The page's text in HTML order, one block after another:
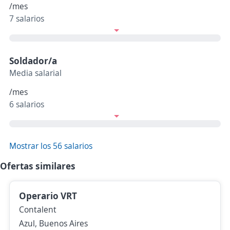
/mes
7 salarios
Soldador/a
Media salarial
/mes
6 salarios
Mostrar los 56 salarios
Ofertas similares
Operario VRT
Contalent
Azul, Buenos Aires